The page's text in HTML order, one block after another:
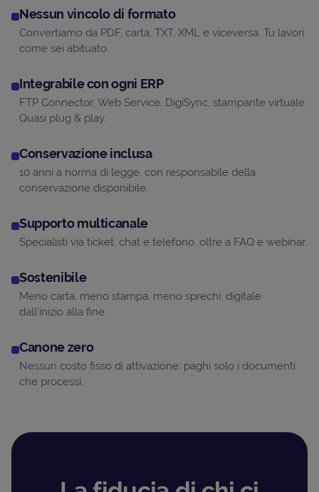
Nessun vincolo di formato
Convertiamo da PDF, carta, TXT, XML e viceversa. Tu lavori
come sei abituato.
Integrabile con ogni ERP
FTP Connector, Web Service, DigiSync, stampante virtuale.
Quasi plug & play.
Conservazione inclusa
10 anni a norma di legge, con responsabile della
conservazione disponibile.
Supporto multicanale
Specialisti via ticket, chat e telefono, oltre a FAQ e webinar.
Sostenibile
Meno carta, meno stampa, meno sprechi: digitale
dall'inizio alla fine.
Canone zero
Nessun costo fisso di attivazione: paghi solo i documenti
che processi.